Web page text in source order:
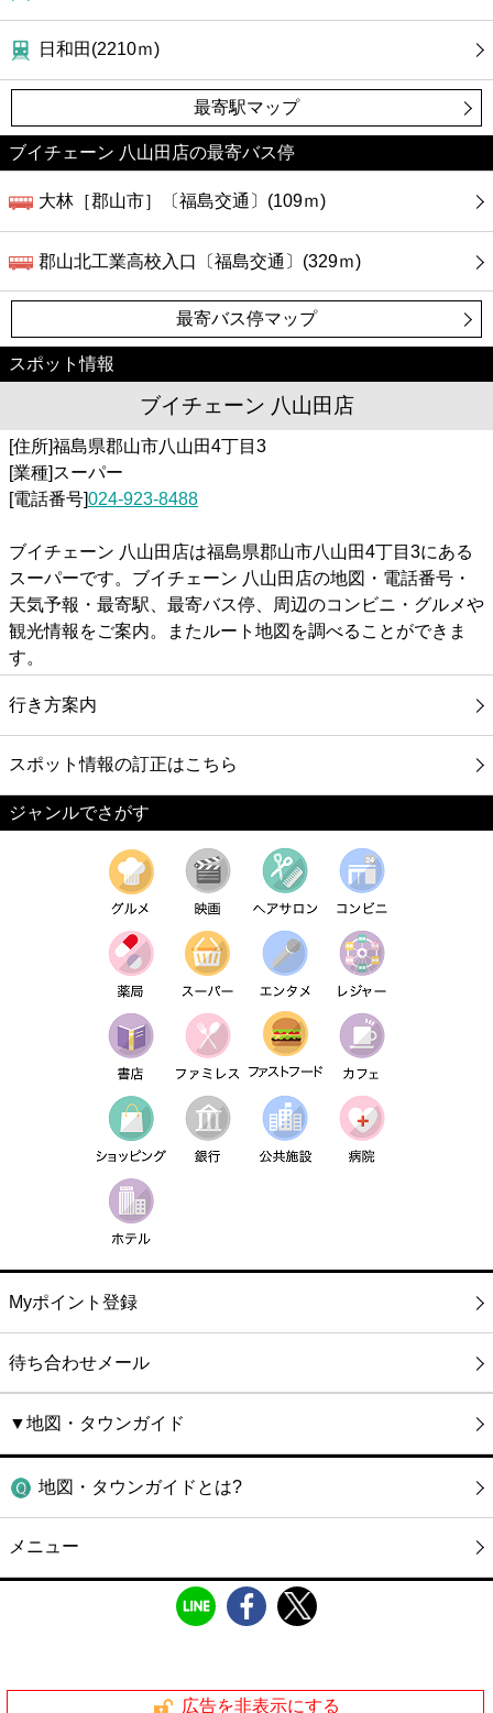
日和田(2210ｍ)
最寄駅マップ
ブイチェーン 八山田店の最寄バス停
大林［郡山市］〔福島交通〕(109ｍ)
郡山北工業高校入口〔福島交通〕(329ｍ)
最寄バス停マップ
スポット情報
ブイチェーン 八山田店
[住所]福島県郡山市八山田4丁目3
[業種]スーパー
[電話番号]024-923-8488
ブイチェーン 八山田店は福島県郡山市八山田4丁目3にある
スーパーです。ブイチェーン 八山田店の地図・電話番号・
天気予報・最寄駅、最寄バス停、周辺のコンビニ・グルメや
観光情報をご案内。またルート地図を調べることができま
す。
行き方案内
スポット情報の訂正はこちら
ジャンルでさがす
Myポイント登録
待ち合わせメール
▼地図・タウンガイド
地図・タウンガイドとは?
メニュー
広告を非表示にする